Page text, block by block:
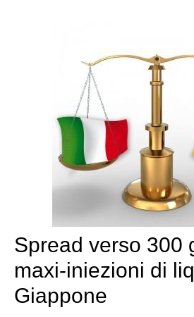
Spread verso 300
maxi-iniezioni di
Giappone